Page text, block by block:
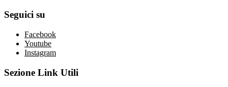
Seguici su
Facebook
Youtube
Instagram
Sezione Link Utili